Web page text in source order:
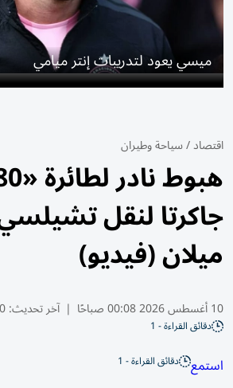
ميسي يعود لتدريبات إنتر ميامي
اقتصاد/سياحة وطيران
جاكرتا لنقل
ميلان (فيديو)
10 أغسطس 2026 00:08 صباحًا | آخر تحديث:10
دقائق القراءة - 1
استمع دقائق القراءة - 1